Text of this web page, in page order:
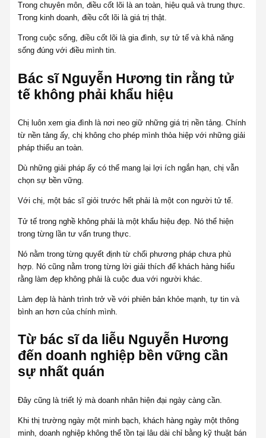
Trong chuyên môn, điều cốt lõi là an toàn, hiệu quả và trung thực.
Trong kinh doanh, điều cốt lõi là giá trị thật.
Trong cuộc sống, điều cốt lõi là gia đình, sự tử tế và khả năng
sống đúng với điều mình tin.
Bác sĩ Nguyễn Hương tin rằng tử
tế không phải khẩu hiệu
Chị luôn xem gia đình là nơi neo giữ những giá trị nền tảng. Chính
từ nền tảng ấy, chị không cho phép mình thỏa hiệp với những giải
pháp thiếu an toàn.
Dù những giải pháp ấy có thể mang lại lợi ích ngắn hạn, chị vẫn
chọn sự bền vững.
Với chị, một bác sĩ giỏi trước hết phải là một con người tử tế.
Tử tế trong nghề không phải là một khẩu hiệu đẹp. Nó thể hiện
trong từng lần tư vấn trung thực.
Nó nằm trong từng quyết định từ chối phương pháp chưa phù
hợp. Nó cũng nằm trong từng lời giải thích để khách hàng hiểu
rằng làm đẹp không phải là cuộc đua với người khác.
Làm đẹp là hành trình trở về với phiên bản khỏe mạnh, tự tin và
bình an hơn của chính mình.
Từ bác sĩ da liễu Nguyễn Hương
đến doanh nghiệp bền vững cần
sự nhất quán
Đây cũng là triết lý mà doanh nhân hiện đại ngày càng cần.
Khi thị trường ngày một minh bạch, khách hàng ngày một thông
minh, doanh nghiệp không thể tồn tại lâu dài chỉ bằng kỹ thuật bán